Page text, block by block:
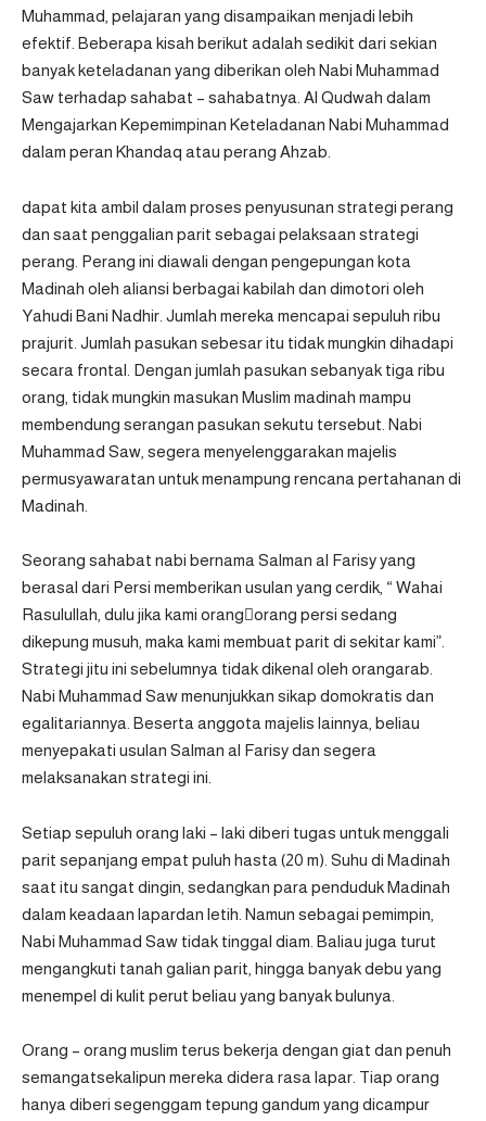
Muhammad, pelajaran yang disampaikan menjadi lebih
efektif. Beberapa kisah berikut adalah sedikit dari sekian
banyak keteladanan yang diberikan oleh Nabi Muhammad
Saw terhadap sahabat – sahabatnya. Al Qudwah dalam
Mengajarkan Kepemimpinan Keteladanan Nabi Muhammad
dalam peran Khandaq atau perang Ahzab.
dapat kita ambil dalam proses penyusunan strategi perang
dan saat penggalian parit sebagai pelaksaan strategi
perang. Perang ini diawali dengan pengepungan kota
Madinah oleh aliansi berbagai kabilah dan dimotori oleh
Yahudi Bani Nadhir. Jumlah mereka mencapai sepuluh ribu
prajurit. Jumlah pasukan sebesar itu tidak mungkin dihadapi
secara frontal. Dengan jumlah pasukan sebanyak tiga ribu
orang, tidak mungkin masukan Muslim madinah mampu
membendung serangan pasukan sekutu tersebut. Nabi
Muhammad Saw, segera menyelenggarakan majelis
permusyawaratan untuk menampung rencana pertahanan di
Madinah.
Seorang sahabat nabi bernama Salman al Farisy yang
berasal dari Persi memberikan usulan yang cerdik, “ Wahai
Rasulullah, dulu jika kami orangorang persi sedang
dikepung musuh, maka kami membuat parit di sekitar kami”.
Strategi jitu ini sebelumnya tidak dikenal oleh orangarab.
Nabi Muhammad Saw menunjukkan sikap domokratis dan
egalitariannya. Beserta anggota majelis lainnya, beliau
menyepakati usulan Salman al Farisy dan segera
melaksanakan strategi ini.
Setiap sepuluh orang laki – laki diberi tugas untuk menggali
parit sepanjang empat puluh hasta (20 m). Suhu di Madinah
saat itu sangat dingin, sedangkan para penduduk Madinah
dalam keadaan lapardan letih. Namun sebagai pemimpin,
Nabi Muhammad Saw tidak tinggal diam. Baliau juga turut
mengangkuti tanah galian parit, hingga banyak debu yang
menempel di kulit perut beliau yang banyak bulunya.
Orang – orang muslim terus bekerja dengan giat dan penuh
semangatsekalipun mereka didera rasa lapar. Tiap orang
hanya diberi segenggam tepung gandum yang dicampur